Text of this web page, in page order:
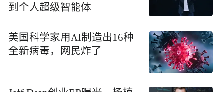
到个人超级智能体
美国科学家用AI制造出16种
全新病毒，网民炸了